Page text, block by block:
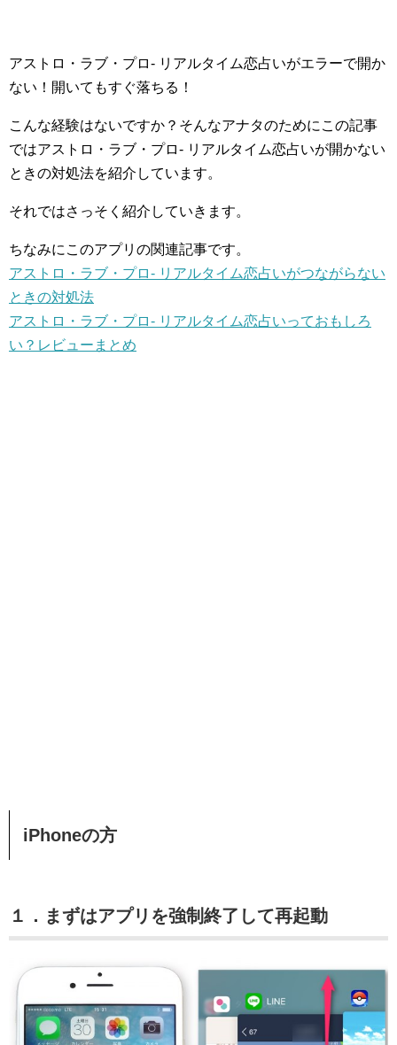
アストロ・ラブ・プロ- リアルタイム恋占いがエラーで開か
ない！開いてもすぐ落ちる！
こんな経験はないですか？そんなアナタのためにこの記事
ではアストロ・ラブ・プロ- リアルタイム恋占いが開かない
ときの対処法を紹介しています。
それではさっそく紹介していきます。
ちなみにこのアプリの関連記事です。
アストロ・ラブ・プロ- リアルタイム恋占いがつながらない
ときの対処法
アストロ・ラブ・プロ- リアルタイム恋占いっておもしろ
い？レビューまとめ
iPhoneの方
１．まずはアプリを強制終了して再起動